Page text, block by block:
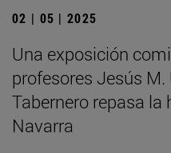
02 | 05 | 2025
Una exposición
profesores Jesús
Tabernero repasa
Navarra